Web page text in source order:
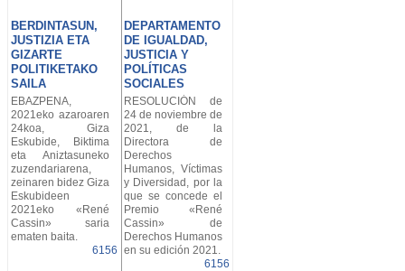
BERDINTASUN,
JUSTIZIA ETA
GIZARTE
POLITIKETAKO
SAILA
DEPARTAMENTO
DE IGUALDAD,
JUSTICIA Y
POLÍTICAS
SOCIALES
EBAZPENA,
2021eko azaroaren
24koa, Giza
Eskubide, Biktima
eta Aniztasuneko
zuzendariarena,
zeinaren bidez Giza
Eskubideen
2021eko «René
Cassin» saria
ematen baita.
6156
RESOLUCIÓN de
24 de noviembre de
2021, de la
Directora de
Derechos
Humanos, Víctimas
y Diversidad, por la
que se concede el
Premio «René
Cassin» de
Derechos Humanos
en su edición 2021.
6156